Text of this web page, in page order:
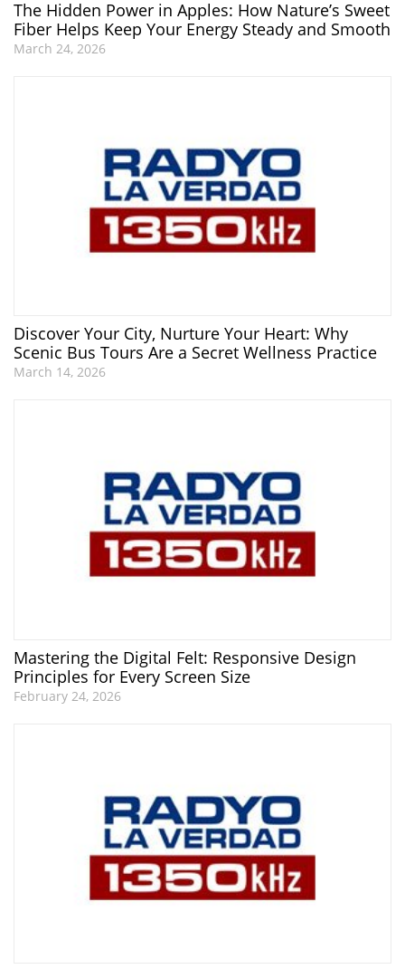
The Hidden Power in Apples: How Nature’s Sweet
Fiber Helps Keep Your Energy Steady and Smooth
March 24, 2026
Discover Your City, Nurture Your Heart: Why
Scenic Bus Tours Are a Secret Wellness Practice
March 14, 2026
Mastering the Digital Felt: Responsive Design
Principles for Every Screen Size
February 24, 2026